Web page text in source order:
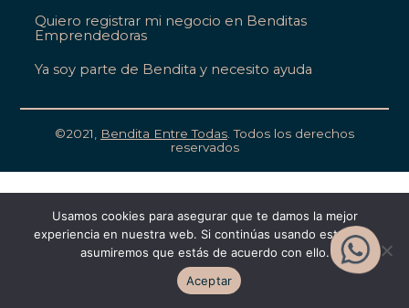
Gastronomía
Apoyo Empresarial
Salud & Bienestar
Hogar
Apoyo Empresarial
Quiero registrar mi negocio en Benditas
Emprendedoras
Ya soy parte de Bendita y necesito ayuda
©2021, Bendita Entre Todas . Todos los derechos
reservados
Usamos cookies para asegurar que te damos la mejor
experiencia en nuestra web. Si continúas usando este sitio,
asumiremos que estás de acuerdo con ello.
Aceptar